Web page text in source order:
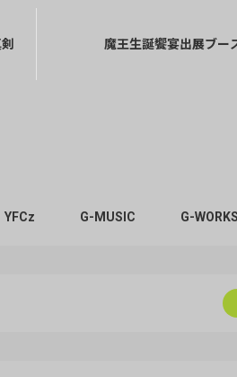
魔王生誕饗宴出展ブー
YFCz G-MUSIC G-